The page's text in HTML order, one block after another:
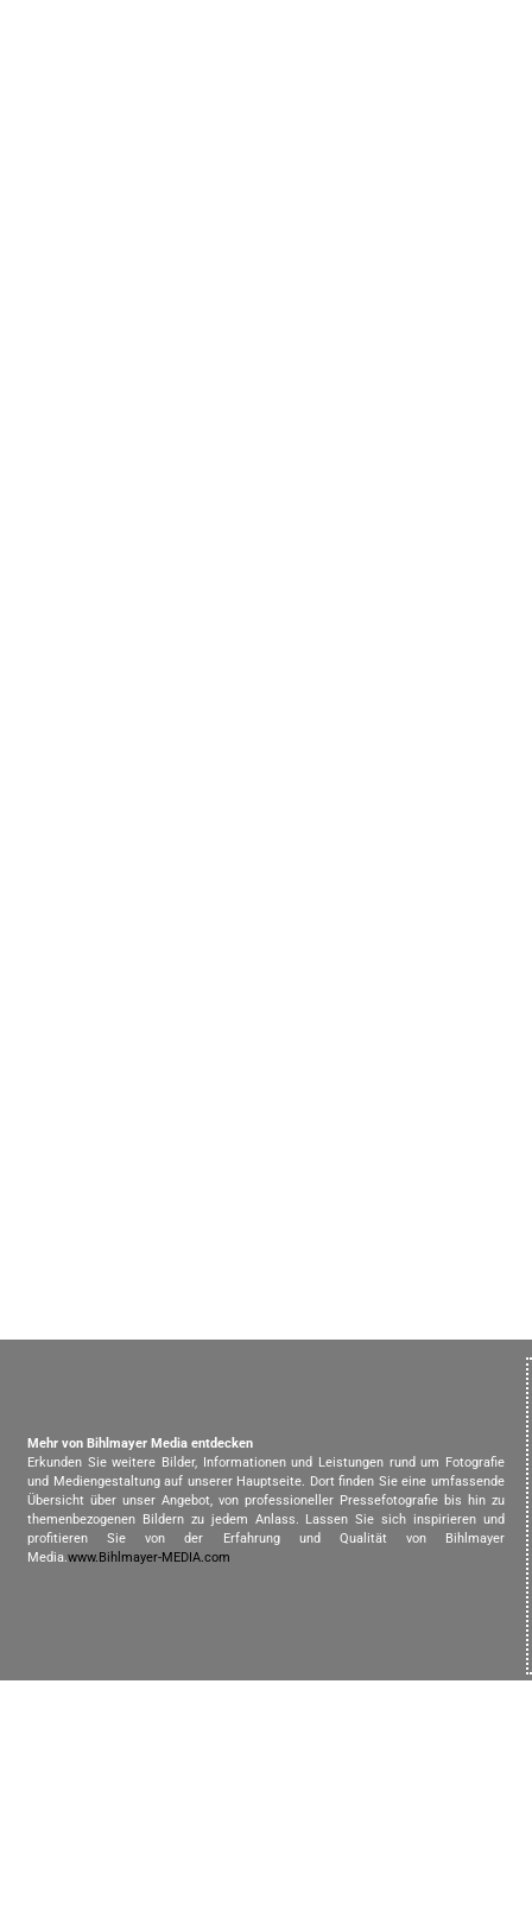
Mehr von Bihlmayer Media entdecken
Erkunden Sie weitere Bilder, Informationen und Leistungen rund um Fotografie
und Mediengestaltung auf unserer Hauptseite. Dort finden Sie eine umfassende
Übersicht über unser Angebot, von professioneller Pressefotografie bis hin zu
themenbezogenen Bildern zu jedem Anlass. Lassen Sie sich inspirieren und
profitieren Sie von der Erfahrung und Qualität von Bihlmayer
Media.www.Bihlmayer-MEDIA.com